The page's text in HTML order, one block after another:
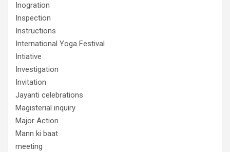
Inogration
Inspection
Instructions
International Yoga Festival
Intiative
Investigation
Invitation
Jayanti celebrations
Magisterial inquiry
Major Action
Mann ki baat
meeting